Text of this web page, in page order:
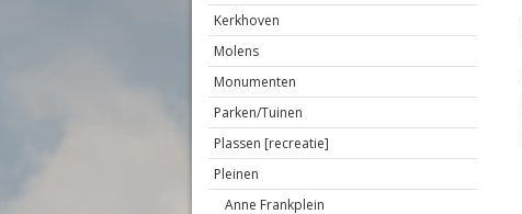
Kerkhoven
Molens
Monumenten
Parken/Tuinen
Plassen [recreatie]
Pleinen
Anne Frankplein